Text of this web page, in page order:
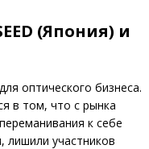
(Япония) и
оптического бизнеса.
в том, что с рынка
к себе
лишили участников